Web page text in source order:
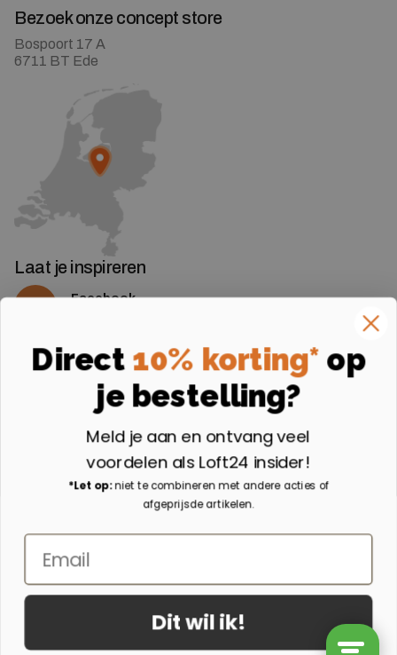
Bezoek onze concept store
Bospoort 17 A
6711 BT Ede
Laat je inspireren
Facebook
Instagram
Volg ons op Instagram
Aangesloten bij
Direct 10% korting* op
je bestelling?
Meld je aan en ontvang veel
voordelen als Loft24 insider!
*Let op:niet te combineren met andere acties of
afgeprijsde artikelen.
Email
Dit wil ik!